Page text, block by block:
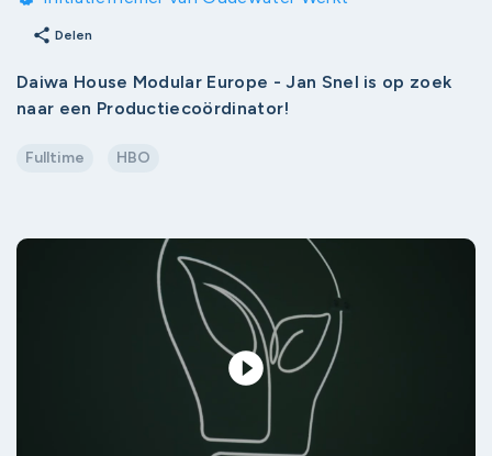
share Delen
Daiwa House Modular Europe - Jan Snel is op zoek
naar een Productiecoördinator!
Fulltime HBO
play_circle_filled